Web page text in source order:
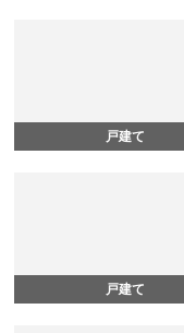
戸建て
戸建て